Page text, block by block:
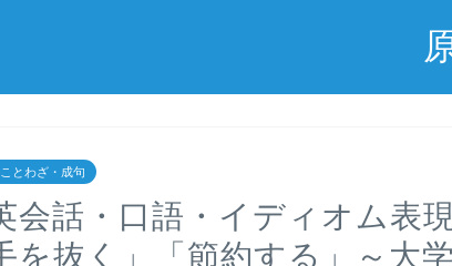
とわざ・成句
会話・口語・イディオム表
を抜く」「節約する」～大